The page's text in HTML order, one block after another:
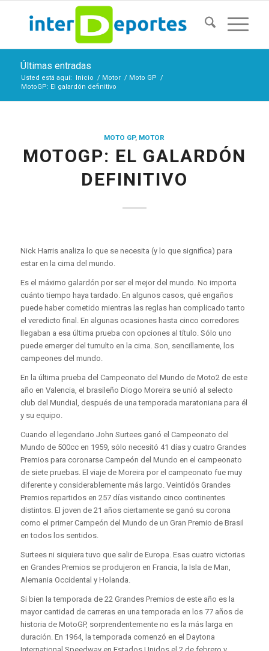
Últimas entradas
Usted está aquí: Inicio / Motor / Moto GP /
MotoGP: El galardón definitivo
MOTO GP, MOTOR
MOTOGP: EL GALARDÓN
DEFINITIVO
Nick Harris analiza lo que se necesita (y lo que significa) para
estar en la cima del mundo.
Es el máximo galardón por ser el mejor del mundo. No importa
cuánto tiempo haya tardado. En algunos casos, qué engaños
puede haber cometido mientras las reglas han complicado tanto
el veredicto final. En algunas ocasiones hasta cinco corredores
llegaban a esa última prueba con opciones al título. Sólo uno
puede emerger del tumulto en la cima. Son, sencillamente, los
campeones del mundo.
En la última prueba del Campeonato del Mundo de Moto2 de este
año en Valencia, el brasileño Diogo Moreira se unió al selecto
club del Mundial, después de una temporada maratoniana para él
y su equipo.
Cuando el legendario John Surtees ganó el Campeonato del
Mundo de 500cc en 1959, sólo necesitó 41 días y cuatro Grandes
Premios para coronarse Campeón del Mundo en el campeonato
de siete pruebas. El viaje de Moreira por el campeonato fue muy
diferente y considerablemente más largo. Veintidós Grandes
Premios repartidos en 257 días visitando cinco continentes
distintos. El joven de 21 años ciertamente se ganó su corona
como el primer Campeón del Mundo de un Gran Premio de Brasil
en todos los sentidos.
Surtees ni siquiera tuvo que salir de Europa. Esas cuatro victorias
en Grandes Premios se produjeron en Francia, la Isla de Man,
Alemania Occidental y Holanda.
Si bien la temporada de 22 Grandes Premios de este año es la
mayor cantidad de carreras en una temporada en los 77 años de
historia de MotoGP, sorprendentemente no es la más larga en
duración. En 1964, la temporada comenzó en el Daytona